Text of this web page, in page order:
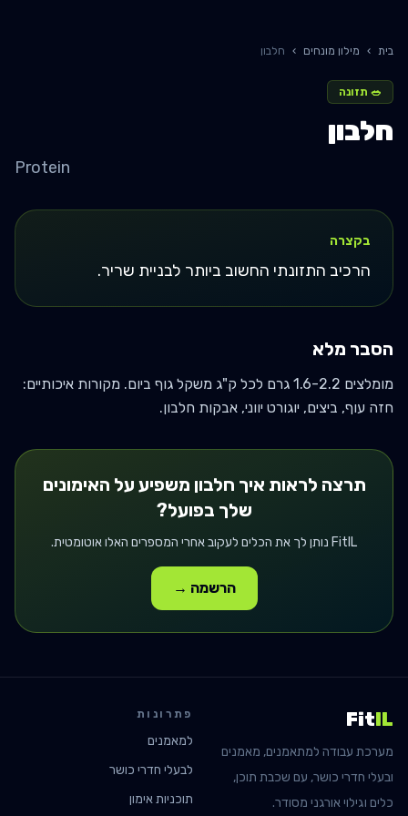
בית › מילון מונחים › חלבון
🥗 תזונה
חלבון
Protein
בקצרה
הרכיב התזונתי החשוב ביותר לבניית שריר.
הסבר מלא
מומלצים 1.6-2.2 גרם לכל ק"ג משקל גוף ביום. מקורות איכותיים:
חזה עוף, ביצים, יוגורט יווני, אבקות חלבון.
תרצה לראות איך חלבון משפיע על האימונים
שלך בפועל?
FitIL נותן לך את הכלים לעקוב אחרי המספרים האלו אוטומטית.
הרשמה →
FitIL
מערכת עבודה למתאמנים, מאמנים
ובעלי חדרי כושר, עם שכבת תוכן,
כלים וגילוי אורגני מסודר.
פתרונות
למאמנים
לבעלי חדרי כושר
תוכניות אימון